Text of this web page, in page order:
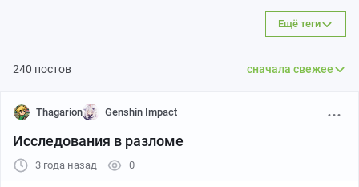
Ещё теги
240 постов сначала свежее
Thagarion Genshin Impact
Исследования в разломе
3 года назад 0